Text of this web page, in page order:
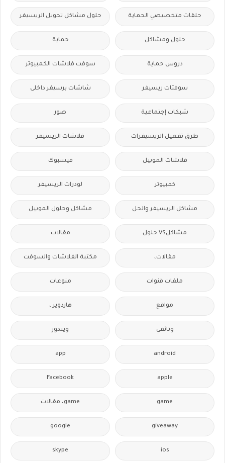
حلقات متخصيصي الحماية حلول مشاكل تحويل الريسيفر
حلول ومشاكل حماية
دروس حماية سوفت فلاشات الكمبيوتر
سوفتات ريسيفر شاشات برسيفر داخلى
شبكات إجتماعية صور
طرق تفعيل الريسيفرات فلاشات الريسيفر
فلاشات الموبيل فيسبوك
كمبيوتر لودرات الريسيفر
مشاكل الريسيفر والحل مشاكل وحلول الموبيل
مشاكلVS حلول مقالات
مقالات، مكتبة الفلاشات والسوفت
ملفات قنوات منوعات
مواقع هاردوير ،
وثائقي ويندوز
android
app
apple
Facebook
game game، مقالات
giveaway
google
ios
skype